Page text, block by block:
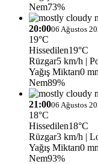
Nem73%
20:0006 Ağustos
19°C
Hissedilen19°C
Rüzgar5 km/h |
Yağış Miktarı0
Nem89%
21:0006 Ağustos
18°C
Hissedilen18°C
Rüzgar3 km/h |
Yağış Miktarı0
Nem93%